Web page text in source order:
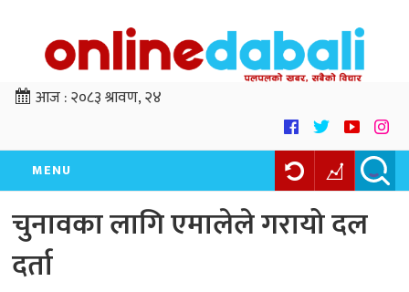
आज :२०८३ श्रावण, २४
MENU
चुनावका लागि एमालेले गरायो दल
दर्ता